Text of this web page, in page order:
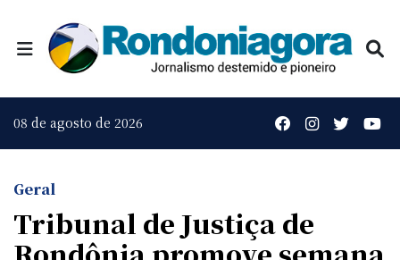
08 de agosto de 2026
Geral
Tribunal de Justiça de